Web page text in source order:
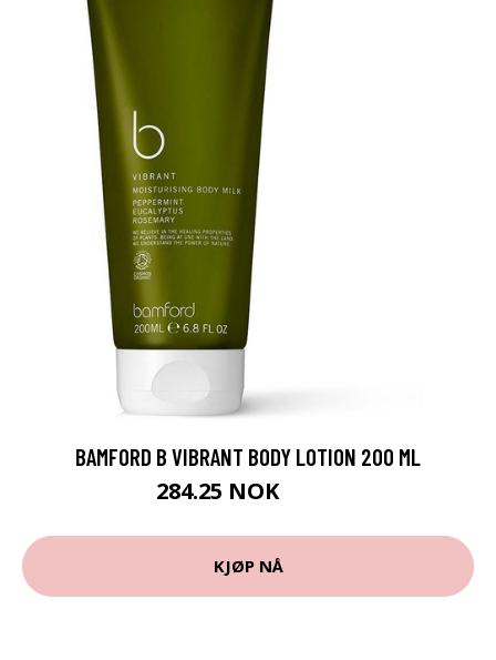
BAMFORD B VIBRANT BODY LOTION 200 ML
284.25 NOK
KJØP NÅ